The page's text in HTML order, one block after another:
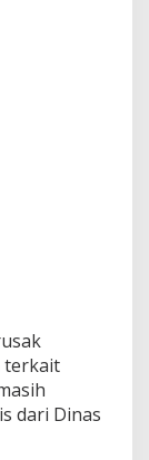
terkait
dari Dinas